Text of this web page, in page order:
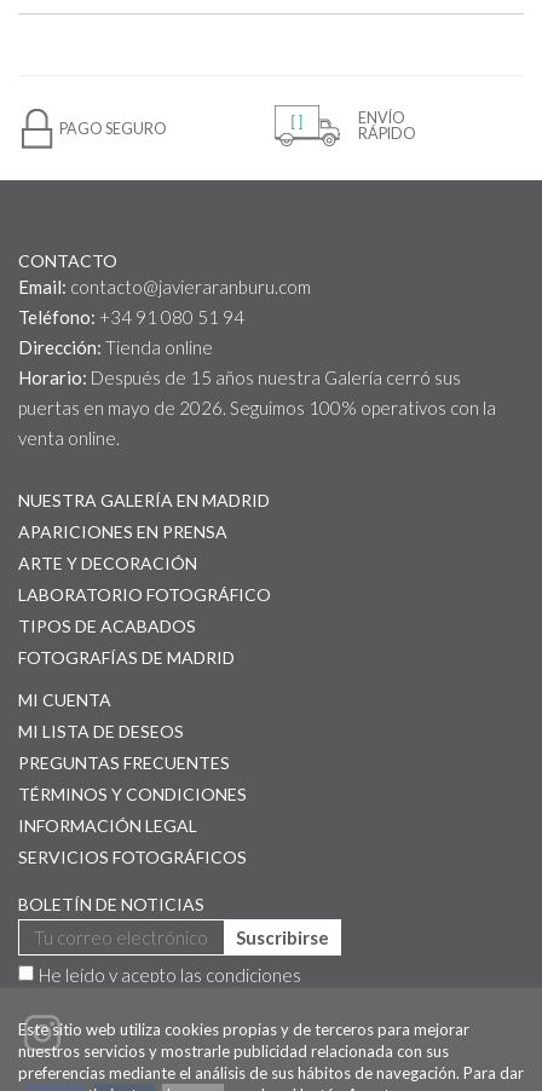
PAGO SEGURO
ENVÍO
RÁPIDO
CONTACTO
Email: contacto@javieraranburu.com
Teléfono: +34 91 080 51 94
Dirección: Tienda online
Horario: Después de 15 años nuestra Galería cerró sus
puertas en mayo de 2026. Seguimos 100% operativos con la
venta online.
NUESTRA GALERÍA EN MADRID
APARICIONES EN PRENSA
ARTE Y DECORACIÓN
LABORATORIO FOTOGRÁFICO
TIPOS DE ACABADOS
FOTOGRAFÍAS DE MADRID
MI CUENTA
MI LISTA DE DESEOS
PREGUNTAS FRECUENTES
TÉRMINOS Y CONDICIONES
INFORMACIÓN LEGAL
SERVICIOS FOTOGRÁFICOS
BOLETÍN DE NOTICIAS
Suscribirse
He leído y acepto las condiciones
Este sitio web utiliza cookies propias y de terceros para mejorar
nuestros servicios y mostrarle publicidad relacionada con sus
preferencias mediante el análisis de sus hábitos de navegación. Para dar